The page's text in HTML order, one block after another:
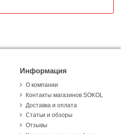
Информация
О компании
Контакты магазинов SOKOL
Доставка и оплата
Статьи и обзоры
Отзывы